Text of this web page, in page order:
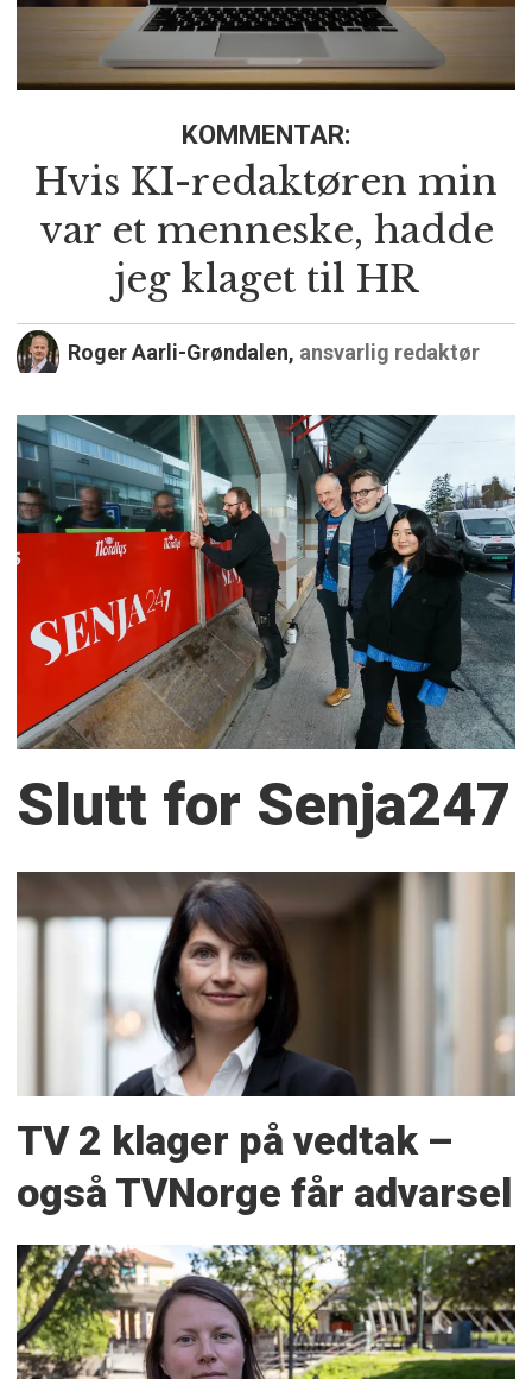
KOMMENTAR:
Hvis KI-redaktøren min
var et menneske, hadde
jeg klaget til HR
Roger Aarli-Grøndalen, ansvarlig redaktør
Slutt for Senja247
TV 2 klager på vedtak –
også TVNorge får advarsel